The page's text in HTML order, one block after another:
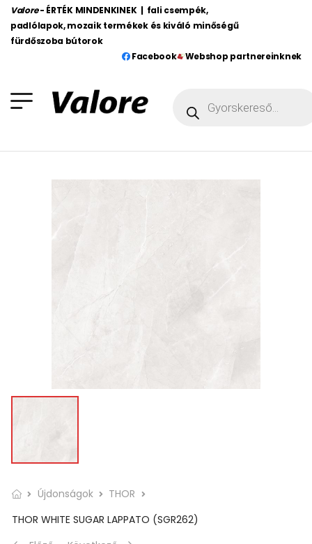
Valore - ÉRTÉK MINDENKINEK | fali csempék,
padlólapok, mozaik termékek és kiváló minőségű
fürdőszoba bútorok
Facebook
Webshop partnereinknek
Újdonságok
THOR
THOR WHITE SUGAR LAPPATO (SGR262)